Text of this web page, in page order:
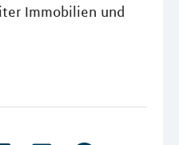
Immobilien und